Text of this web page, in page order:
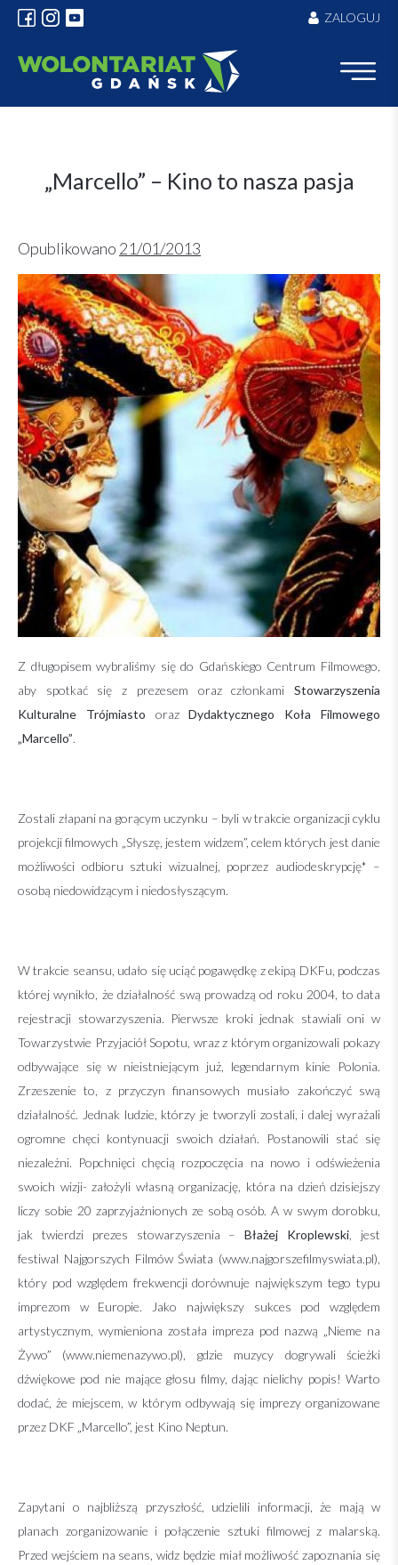
Skip
content
ZALOGUJ
„Marcello” – Kino to nasza pasja
Opublikowano 21/01/2013
Z długopisem wybraliśmy się do Gdańskiego Centrum Filmowego,
aby spotkać się z prezesem oraz członkami Stowarzyszenia
Kulturalne Trójmiasto orazDydaktycznego Koła Filmowego
„Marcello”.
Zostali złapani na gorącym uczynku – byli w trakcie organizacji cyklu
projekcji filmowych „Słyszę, jestem widzem”, celem których jest danie
możliwości odbioru sztuki wizualnej, poprzez audiodeskrypcję* –
osobą niedowidzącym i niedosłyszącym.
W trakcie seansu, udało się uciąć pogawędkę z ekipą DKFu, podczas
której wynikło, że działalność swą prowadzą od roku 2004, to data
rejestracji stowarzyszenia. Pierwsze kroki jednak stawiali oni w
Towarzystwie Przyjaciół Sopotu, wraz z którym organizowali pokazy
odbywające się w nieistniejącym już, legendarnym kinie Polonia.
Zrzeszenie to, z przyczyn finansowych musiało zakończyć swą
działalność. Jednak ludzie, którzy je tworzyli zostali, i dalej wyrażali
ogromne chęci kontynuacji swoich działań. Postanowili stać się
niezależni. Popchnięci chęcią rozpoczęcia na nowo i odświeżenia
swoich wizji- założyli własną organizację, która na dzień dzisiejszy
liczy sobie 20 zaprzyjaźnionych ze sobą osób. A w swym dorobku,
jak twierdzi prezes stowarzyszenia –Błażej Kroplewski , jest
festiwal Najgorszych Filmów Świata (www.najgorszefilmyswiata.pl),
który pod względem frekwencji dorównuje największym tego typu
imprezom w Europie. Jako największy sukces pod względem
artystycznym, wymieniona została impreza pod nazwą „Nieme na
Żywo” (www.niemenazywo.pl), gdzie muzycy dogrywali ścieżki
dźwiękowe pod nie mające głosu filmy, dając nielichy popis! Warto
dodać, że miejscem, w którym odbywają się imprezy organizowane
przez DKF „Marcello”, jest Kino Neptun.
Zapytani o najbliższą przyszłość, udzielili informacji, że mają w
planach zorganizowanie i połączenie sztuki filmowej z malarską.
Przed wejściem na seans, widz będzie miał możliwość zapoznania się